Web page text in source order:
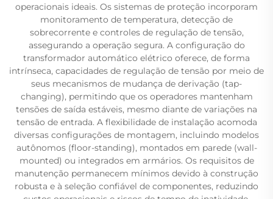
operacionais ideais. Os sistemas de proteção incorporam
monitoramento de temperatura, detecção de
sobrecorrente e controles de regulação de tensão,
assegurando a operação segura. A configuração do
transformador automático elétrico oferece, de forma
intrínseca, capacidades de regulação de tensão por meio de
seus mecanismos de mudança de derivação (tap-
changing), permitindo que os operadores mantenham
tensões de saída estáveis, mesmo diante de variações na
tensão de entrada. A flexibilidade de instalação acomoda
diversas configurações de montagem, incluindo modelos
autônomos (floor-standing), montados em parede (wall-
mounted) ou integrados em armários. Os requisitos de
manutenção permanecem mínimos devido à construção
robusta e à seleção confiável de componentes, reduzindo